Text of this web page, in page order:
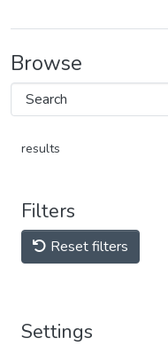
Browse
results
Filters
Reset filters
Settings